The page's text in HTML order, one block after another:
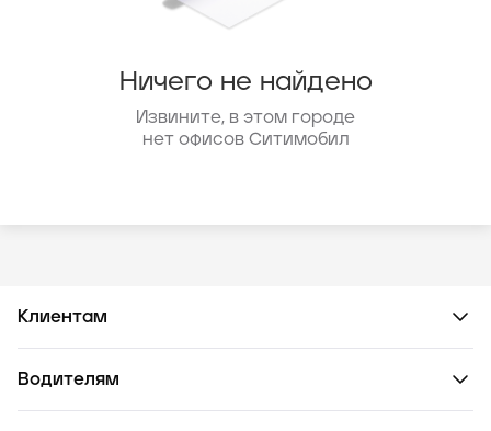
Ничего не найдено
Извините, в этом городе
нет офисов Ситимобил
Клиентам
Водителям